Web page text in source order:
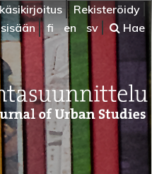
Rekisteröidy
fi en sv Hae